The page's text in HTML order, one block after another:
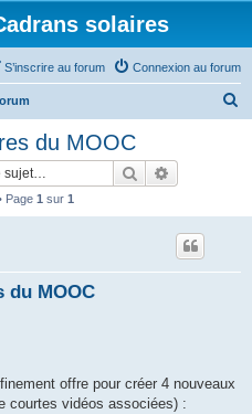
solaires
Connexion au forum
S’inscrire au forum
du MOOC
Rechercher
Page 1 sur 1
du MOOC
offre pour créer 4 nouveaux
courtes vidéos associées) :